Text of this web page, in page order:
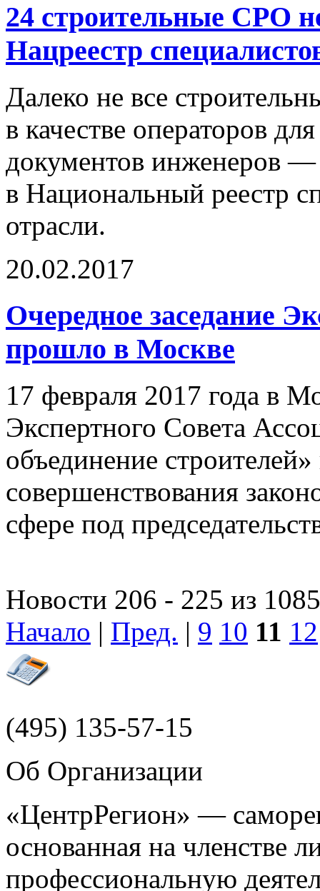
24 строительные СРО
Нацреестр
Далеко не все
в качестве операторов
документов инженеров —
в Национальный реестр
отрасли.
20.02.2017
Очередное заседание
прошло в Москве
17 февраля 2017 года в
Экспертного Совета
объединение
совершенствования
сфере под
Новости 206 - 225 из 1085
Начало | Пред. | 9 10 11 12
(495) 135-57-15
Об Организации
«ЦентрРегион» —
основанная на членстве
профессиональную